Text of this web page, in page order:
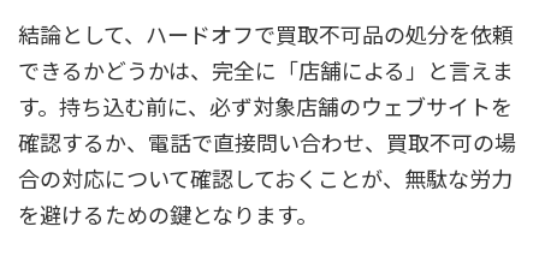
結論として、ハードオフで買取不可品の処分を依頼
できるかどうかは、完全に「店舗による」と言えま
す。持ち込む前に、必ず対象店舗のウェブサイトを
確認するか、電話で直接問い合わせ、買取不可の場
合の対応について確認しておくことが、無駄な労力
を避けるための鍵となります。